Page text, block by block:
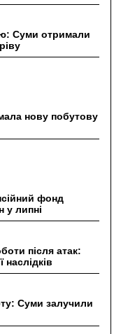
Суми отримали
нову побутову
фонд
у липні
після атак:
наслідків
Суми залучили